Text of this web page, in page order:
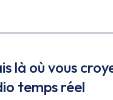
là où vous
temps réel